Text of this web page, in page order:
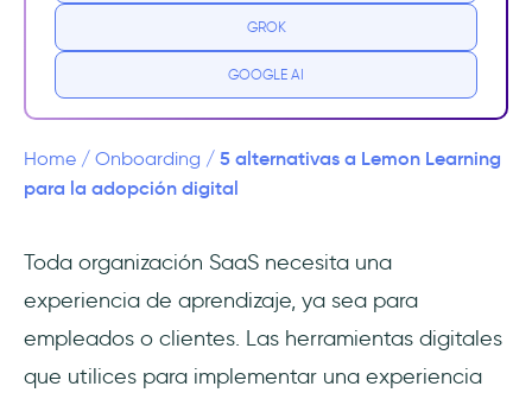
suficientemente avanzadas
3- Disponible en varios navegadores, pero se
vuelve torpe
Principales alternativas a Lemon Learning
GROK
GOOGLE AI
Home / Onboarding / 5 alternativas a Lemon Learning
para la adopción digital
Toda organización SaaS necesita una
experiencia de aprendizaje, ya sea para
empleados o clientes. Las herramientas digitales
que utilices para implementar una experiencia